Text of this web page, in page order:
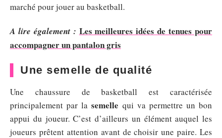
marché pour jouer au basketball.
A lire également : Les meilleures idées de tenues pour
accompagner un pantalon gris
Une semelle de qualité
Une chaussure de basketball est caractérisée
principalement par lasemelle qui va permettre un bon
appui du joueur. C’est d’ailleurs un élément auquel les
joueurs prêtent attention avant de choisir une paire. Les